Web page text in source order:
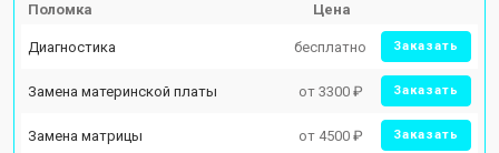
Поломка Цена
Диагностика бесплатно Заказать
Замена материнской платы от 3300 ₽ Заказать
Замена матрицы от 4500 ₽ Заказать